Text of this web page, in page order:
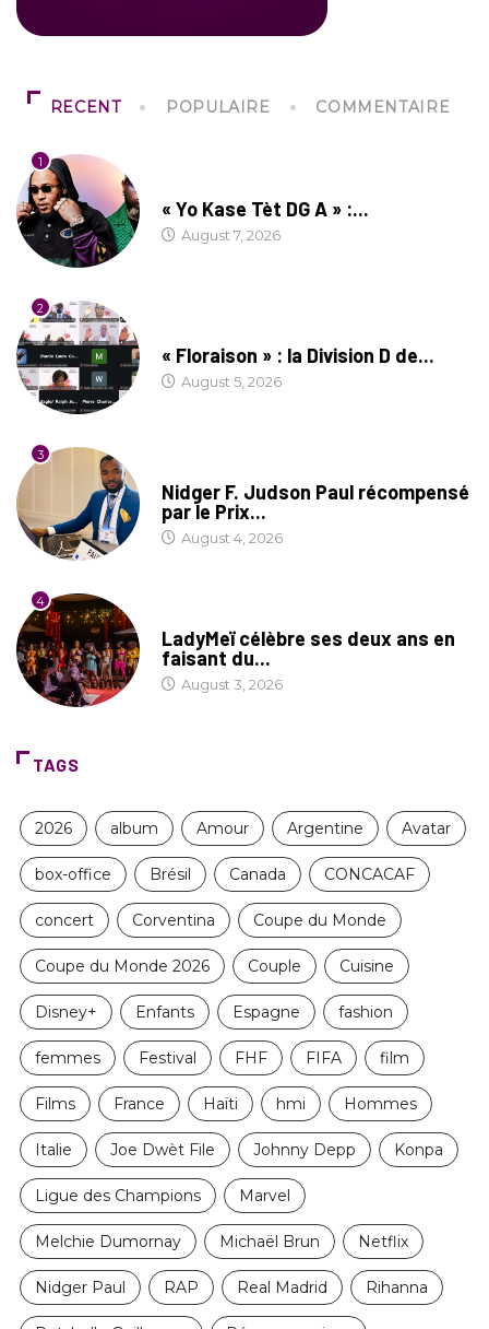
RECENT POPULAIRE COMMENTAIRE
1
« Yo Kase Tèt DG A » :...
August 7, 2026
2
« Floraison » : la Division D de...
August 5, 2026
3
Nidger F. Judson Paul récompensé
par le Prix...
August 4, 2026
4
LadyMeï célèbre ses deux ans en
faisant du...
August 3, 2026
TAGS
2026 album Amour Argentine Avatar
box-office Brésil Canada CONCACAF
concert Corventina Coupe du Monde
Coupe du Monde 2026 Couple Cuisine
Disney+ Enfants Espagne fashion
femmes Festival FHF FIFA film
Films France Haïti hmi Hommes
Italie Joe Dwèt File Johnny Depp Konpa
Ligue des Champions Marvel
Melchie Dumornay Michaël Brun Netflix
Nidger Paul RAP Real Madrid Rihanna